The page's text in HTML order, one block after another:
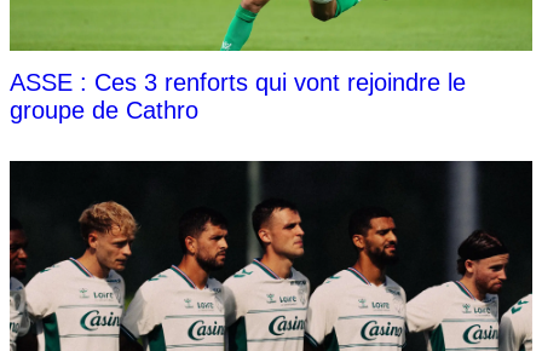
ASSE : Ces 3 renforts qui vont rejoindre le
groupe de Cathro